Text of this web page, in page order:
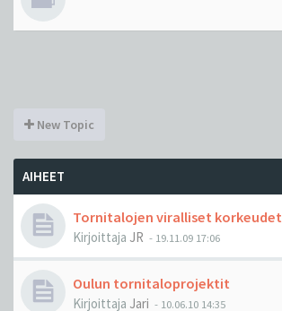
New Topic
AIHEET
Tornitalojen viralliset korkeudet
Kirjoittaja JR - 19.11.09 17:06
Oulun tornitaloprojektit
Kirjoittaja Jari - 10.06.10 14:35